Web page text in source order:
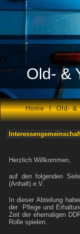
Old- &
HomeIOld- &
Herzlich Willkommen,
auf den folgenden
(Anhalt) e.V.
In dieser Abteilung
der Pflege und
Zeit der ehemaligen
Rolle spielen.